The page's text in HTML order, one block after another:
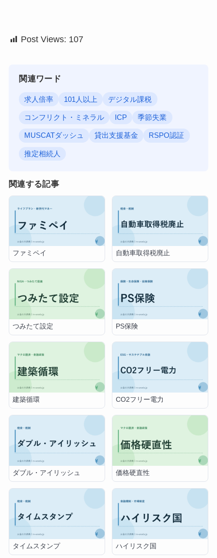
Post Views: 107
関連ワード
求人倍率 101人以上 デジタル課税
コンフリクト・ミネラル ICP 季節失業
MUSCATダッシュ 貸出支援基金 RSPO認証
推定相続人
関連する記事
ファミペイ 自動車取得税廃止
つみたて設定 PS保険
建築循環 CO2フリー電力
ダブル・アイリッシュ 価格硬直性
タイムスタンプ ハイリスク国